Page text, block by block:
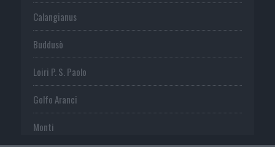
Calangianus
Buddusò
Loiri P. S. Paolo
Golfo Aranci
Monti